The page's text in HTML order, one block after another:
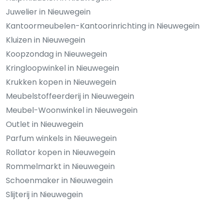
Juwelier in Nieuwegein
Kantoormeubelen-Kantoorinrichting in Nieuwegein
Kluizen in Nieuwegein
Koopzondag in Nieuwegein
Kringloopwinkel in Nieuwegein
Krukken kopen in Nieuwegein
Meubelstoffeerderij in Nieuwegein
Meubel-Woonwinkel in Nieuwegein
Outlet in Nieuwegein
Parfum winkels in Nieuwegein
Rollator kopen in Nieuwegein
Rommelmarkt in Nieuwegein
Schoenmaker in Nieuwegein
Slijterij in Nieuwegein